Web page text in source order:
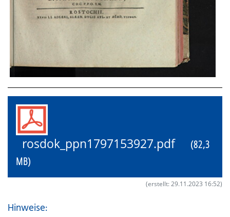
rosdok_ppn1797153927.pdf
(82,3
MB)
(erstellt: 29.11.2023 16:52)
Hinweise: